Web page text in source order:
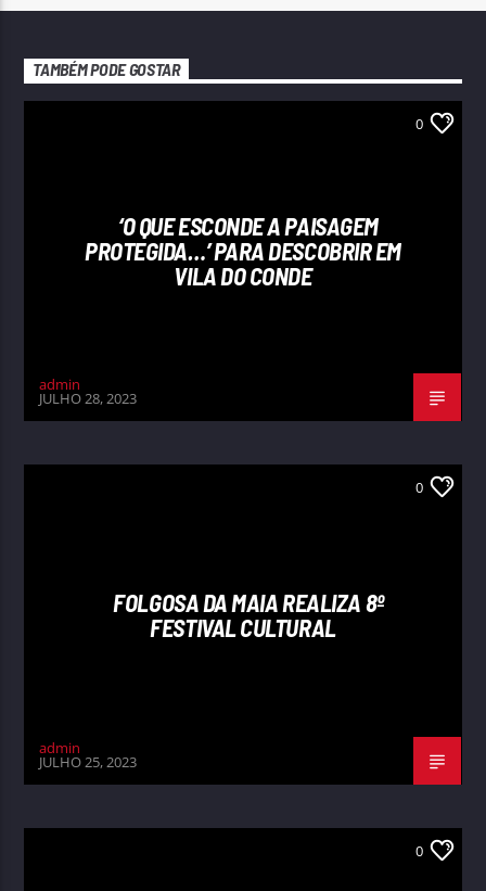
TAMBÉM PODE GOSTAR
0
‘O QUE ESCONDE A PAISAGEM
PROTEGIDA…’ PARA DESCOBRIR EM
VILA DO CONDE
admin
JULHO 28, 2023
0
FOLGOSA DA MAIA REALIZA 8º
FESTIVAL CULTURAL
admin
JULHO 25, 2023
0